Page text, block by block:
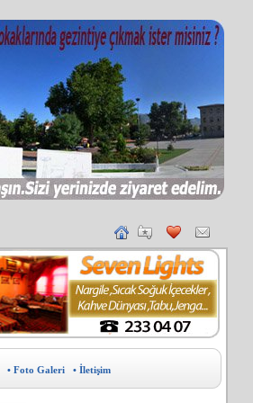
• Foto Galeri • İletişim